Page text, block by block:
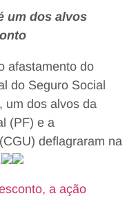
um dos alvos
afastamento do
do Seguro Social
um dos alvos da
(PF) e a
deflagraram na
a ação